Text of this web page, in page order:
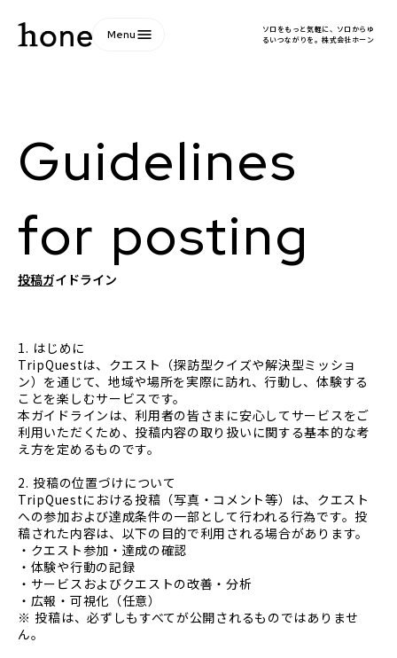
Menumenu
ソロをもっと気軽に、ソロからゆ
るいつながりを。株式会社ホーン
Guidelines
for posting
投稿ガイドライン
1. はじめに
TripQuestは、クエスト（探訪型クイズや解決型ミッショ
ン）を通じて、地域や場所を実際に訪れ、行動し、体験する
ことを楽しむサービスです。
本ガイドラインは、利用者の皆さまに安心してサービスをご
利用いただくため、投稿内容の取り扱いに関する基本的な考
え方を定めるものです。
2. 投稿の位置づけについて
TripQuestにおける投稿（写真・コメント等）は、クエスト
への参加および達成条件の一部として行われる行為です。投
稿された内容は、以下の目的で利用される場合があります。
・クエスト参加・達成の確認
・体験や行動の記録
・サービスおよびクエストの改善・分析
・広報・可視化（任意）
※ 投稿は、必ずしもすべてが公開されるものではありませ
ん。